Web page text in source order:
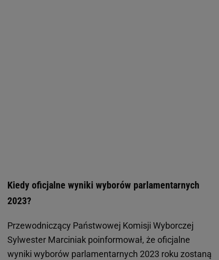
Kiedy oficjalne wyniki wyborów parlamentarnych
2023?
Przewodniczący Państwowej Komisji Wyborczej
Sylwester Marciniak poinformował, że oficjalne
wyniki wyborów parlamentarnych 2023 roku zostaną